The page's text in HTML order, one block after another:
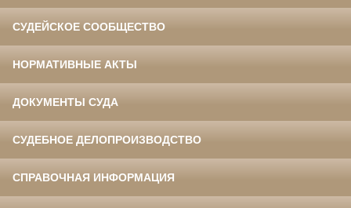
СУДЕЙСКОЕ СООБЩЕСТВО
НОРМАТИВНЫЕ АКТЫ
ДОКУМЕНТЫ СУДА
СУДЕБНОЕ ДЕЛОПРОИЗВОДСТВО
СПРАВОЧНАЯ ИНФОРМАЦИЯ